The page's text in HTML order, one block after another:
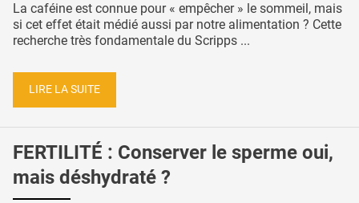
La caféine est connue pour « empêcher » le sommeil, mais
si cet effet était médié aussi par notre alimentation ? Cette
recherche très fondamentale du Scripps ...
LIRE LA SUITE
FERTILITÉ : Conserver le sperme oui,
mais déshydraté ?